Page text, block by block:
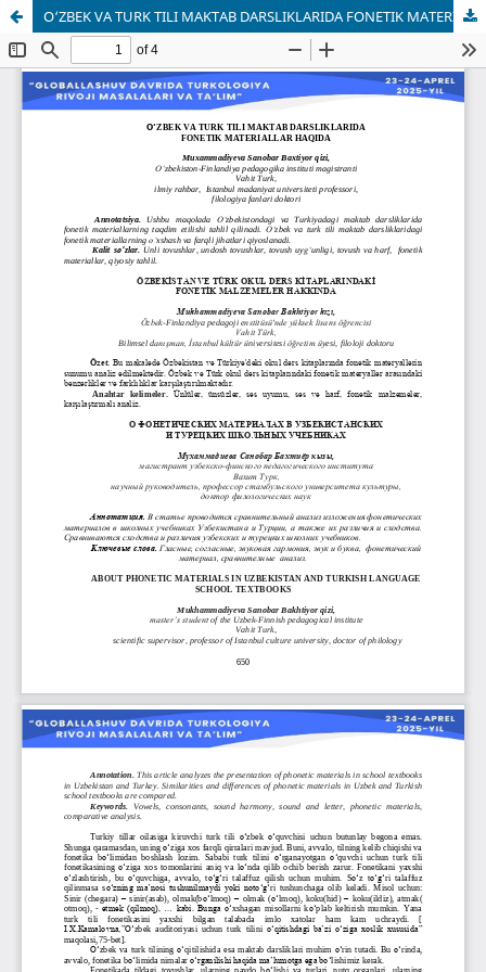
O‘ZBEK VA TURK TILI MAKTAB DARSLIKLARIDA FONETIK MATERIALLAR HAQIDA